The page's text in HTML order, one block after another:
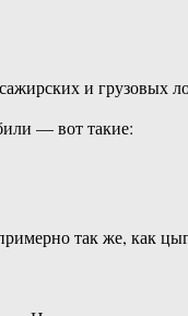
и грузовых
— вот такие:
так же, как